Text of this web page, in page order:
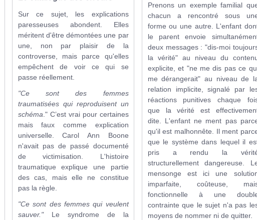
Sur ce sujet, les explications
paresseuses abondent. Elles
méritent d'être démontées une par
une, non par plaisir de la
controverse, mais parce qu'elles
empêchent de voir ce qui se
passe réellement.
"Ce sont des femmes
traumatisées qui reproduisent un
schéma ." C’est vrai pour certaines
mais faux comme explication
universelle. Carol Ann Boone
n'avait pas de passé documenté
de victimisation. L'histoire
traumatique explique une partie
des cas, mais elle ne constitue
pas la règle.
"Ce sont des femmes qui veulent
sauver."Le syndrome de la
Prenons un exemple familial
chacun a rencontré sous
forme ou une autre. L'enfant
le parent envoie
deux messages : "dis-moi
la vérité" au niveau du
explicite, et "ne me dis pas ce
me dérangerait" au niveau de
relation implicite, signalé par
réactions punitives chaque
que la vérité est
dite. L'enfant ne ment pas
qu'il est malhonnête. Il ment
que le système dans lequel il
pris a rendu la
structurellement dangereuse.
mensonge est ici une
imparfaite, coûteuse,
fonctionnelle à une
contrainte que le sujet n'a pas
moyens de nommer ni de quitter.